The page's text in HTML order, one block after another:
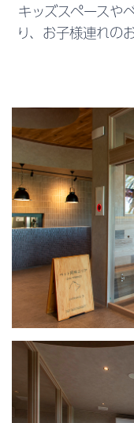
キッズスペースや
り、お子様連れの